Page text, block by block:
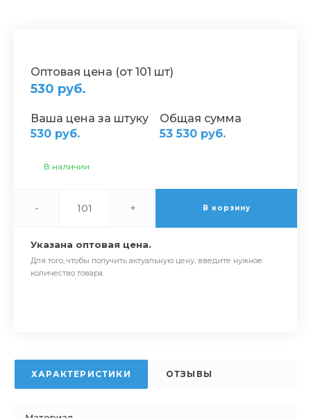
Оптовая цена (от 101 шт)
530 руб.
Ваша цена за штуку
530 руб.
Общая сумма
53 530 руб.
В наличии
- + В корзину
Указана оптовая цена.
Для того, чтобы получить актуальную цену, введите нужное
количество товара.
ХАРАКТЕРИСТИКИ ОТЗЫВЫ